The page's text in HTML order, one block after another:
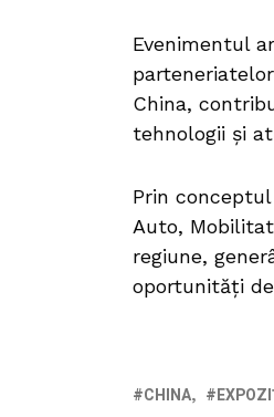
Evenimentul
China,
tehnologii și
Prin
Auto,
regiune,
oportunități
CHINA